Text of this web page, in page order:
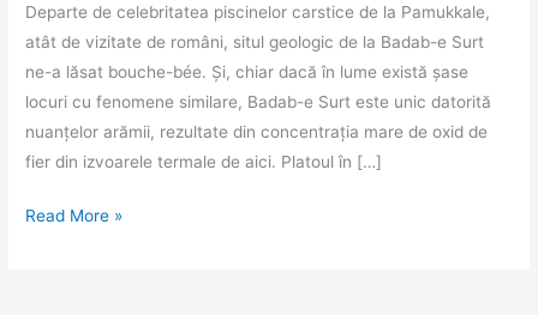
Departe de celebritatea piscinelor carstice de la Pamukkale,
atât de vizitate de români, situl geologic de la Badab-e Surt
ne-a lăsat bouche-bée. Și, chiar dacă în lume există șase
locuri cu fenomene similare, Badab-e Surt este unic datorită
nuanțelor arămii, rezultate din concentrația mare de oxid de
fier din izvoarele termale de aici. Platoul în […]
Badab-
Read More »